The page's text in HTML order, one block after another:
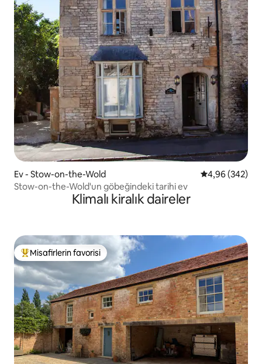
Ev - Stow-on-the-Wold 5 üzerinden
4,96 (342)
Stow-on-the-Wold'un göbeğindeki tarihi ev
Klimalı kiralık daireler
Misafirlerin favorilerinden en beğenilenler arasında
Misafirlerin favorisi